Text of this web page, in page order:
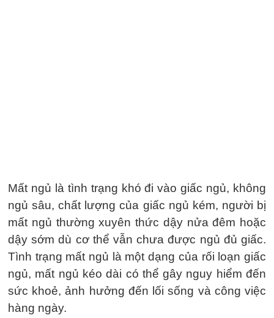
Mất ngủ là tình trạng khó đi vào giấc ngủ, không
ngủ sâu, chất lượng của giấc ngủ kém, người bị
mất ngủ thường xuyên thức dậy nửa đêm hoặc
dậy sớm dù cơ thể vẫn chưa được ngủ đủ giấc.
Tình trạng mất ngủ là một dạng của rối loạn giấc
ngủ, mất ngủ kéo dài có thể gây nguy hiểm đến
sức khoẻ, ảnh hưởng đến lối sống và công việc
hàng ngày.